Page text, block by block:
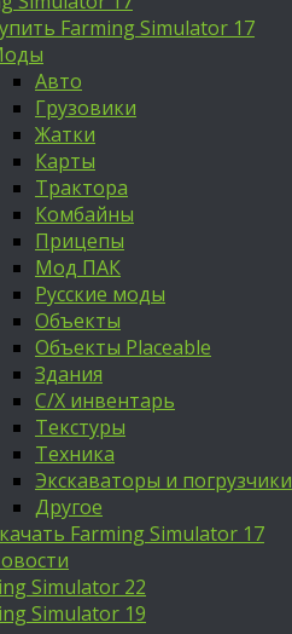
Farming Simulator 17
Авто
Грузовики
Жатки
Карты
Трактора
Комбайны
Прицепы
Мод ПАК
Русские моды
Объекты
Объекты Placeable
Здания
С/Х инвентарь
Текстуры
Техника
Экскаваторы и погрузчики
Другое
Farming Simulator 17
Simulator 22
Simulator 19